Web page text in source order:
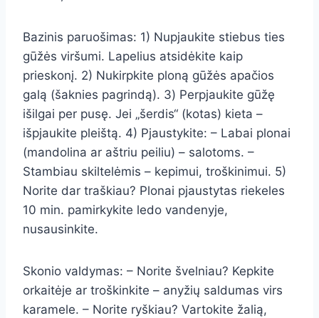
Bazinis paruošimas: 1) Nupjaukite stiebus ties
gūžės viršumi. Lapelius atsidėkite kaip
prieskonį. 2) Nukirpkite ploną gūžės apačios
galą (šaknies pagrindą). 3) Perpjaukite gūžę
išilgai per pusę. Jei „šerdis“ (kotas) kieta –
išpjaukite pleištą. 4) Pjaustykite: – Labai plonai
(mandolina ar aštriu peiliu) – salotoms. –
Stambiau skiltelėmis – kepimui, troškinimui. 5)
Norite dar traškiau? Plonai pjaustytas riekeles
10 min. pamirkykite ledo vandenyje,
nusausinkite.
Skonio valdymas: – Norite švelniau? Kepkite
orkaitėje ar troškinkite – anyžių saldumas virs
karamele. – Norite ryškiau? Vartokite žalią,